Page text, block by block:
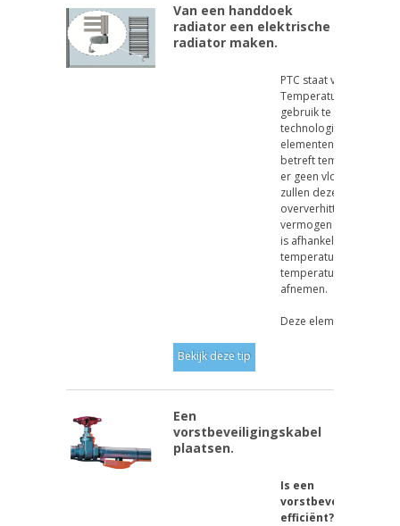
Van een handdoek
radiator een elektrische
radiator maken.
PTC staat voor
Temperatuur
gebruik te maken van
technologie zijn deze
elementen zelf
betreft temperatuur.
er geen vloeistof
zullen deze elementen
oververhitten. Het
vermogen van deze
is afhankelijk van de
temperatuur, bij
temperatuur zal het
afnemen.
Deze elementen
Bekijk deze tip
Een
vorstbeveiligingskabel
plaatsen.
Is een
efficiënt?